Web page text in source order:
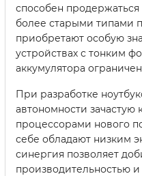
способен продержаться
более старыми типами
приобретают особую
устройствах с тонким
аккумулятора
При разработке
автономности
процессорами нового
себе обладают низким
синергия позволяет
производительностью